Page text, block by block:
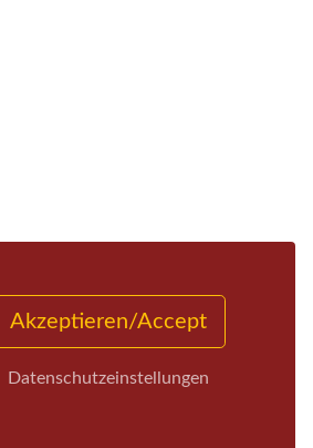
Akzeptieren/Accept
Datenschutzeinstellungen